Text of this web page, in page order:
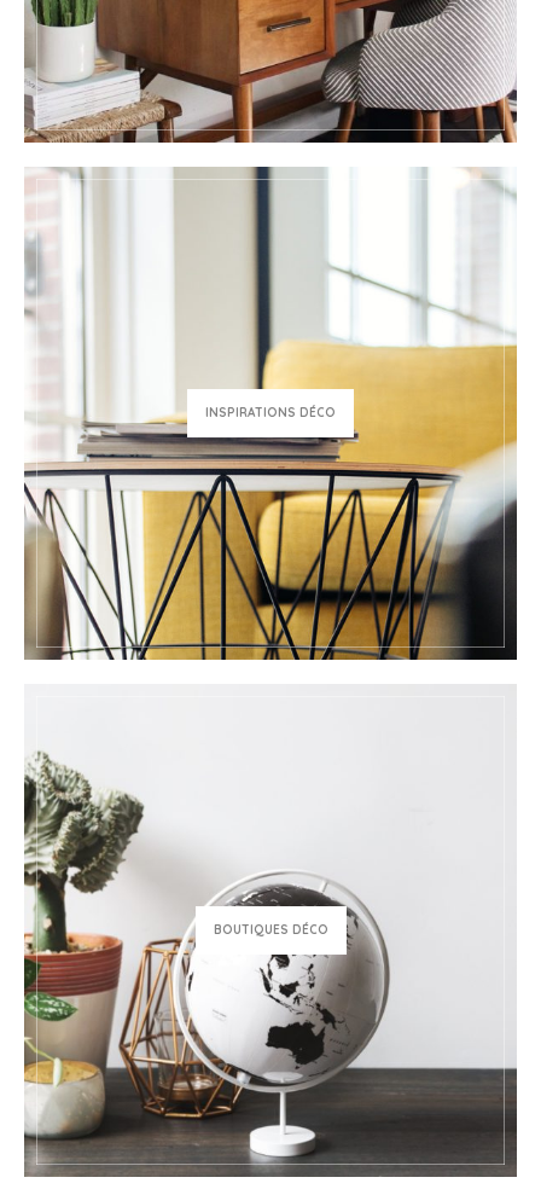
INSPIRATIONS DÉCO
BOUTIQUES DÉCO